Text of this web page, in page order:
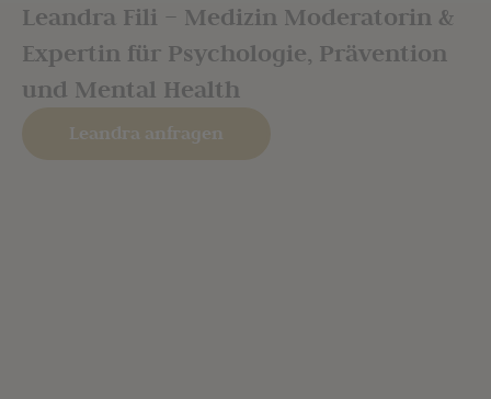
Leandra Fili – Medizin Moderatorin &
Expertin für Psychologie, Prävention
und Mental Health
Leandra anfragen